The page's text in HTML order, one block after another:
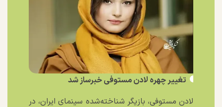
تغییر چهره لادن مستوفی خبرساز شد
لادن مستوفی، بازیگر شناخته‌شده سینمای ایران، در